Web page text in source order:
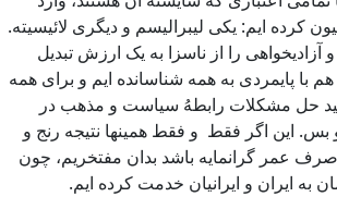
کرده ایم: یکی لیبرالیسم و دیگری لائیسیته.
آزادیخواهی را از ناسزا به یک ارزش تبدیل
هم با پایمردی به همه شناسانده ایم و برای همه
حل مشکلات رابطهُ سیاست و مذهب در
بس. این اگر فقط و فقط همینها نتیجه رنج و
عمر گرانمایه باشد بدان مفتخریم، چون
به ایران و ایرانیان خدمت کرده ایم.